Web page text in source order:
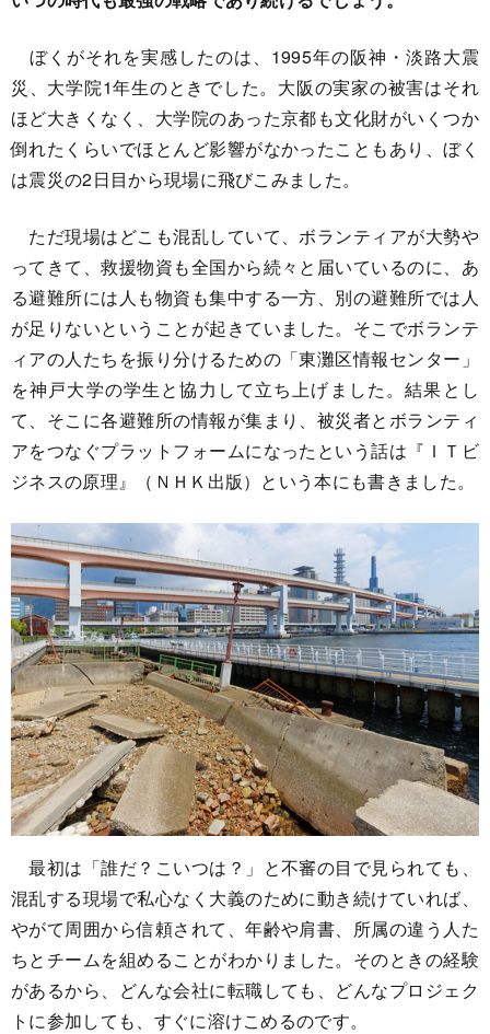
ぼくがそれを実感したのは、1995年の阪神・淡路大震
災、大学院1年生のときでした。大阪の実家の被害はそれ
ほど大きくなく、大学院のあった京都も文化財がいくつか
倒れたくらいでほとんど影響がなかったこともあり、ぼく
は震災の2日目から現場に飛びこみました。
ただ現場はどこも混乱していて、ボランティアが大勢や
ってきて、救援物資も全国から続々と届いているのに、あ
る避難所には人も物資も集中する一方、別の避難所では人
が足りないということが起きていました。そこでボランテ
ィアの人たちを振り分けるための「東灘区情報センター」
を神戸大学の学生と協力して立ち上げました。結果とし
て、そこに各避難所の情報が集まり、被災者とボランティ
アをつなぐプラットフォームになったという話は『ＩＴビ
ジネスの原理』（ＮＨＫ出版）という本にも書きました。
最初は「誰だ？こいつは？」と不審の目で見られても、
混乱する現場で私心なく大義のために動き続けていれば、
やがて周囲から信頼されて、年齢や肩書、所属の違う人た
ちとチームを組めることがわかりました。そのときの経験
があるから、どんな会社に転職しても、どんなプロジェク
トに参加しても、すぐに溶けこめるのです。